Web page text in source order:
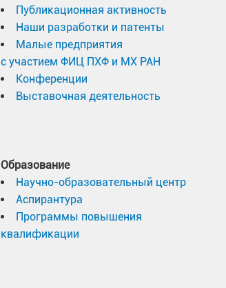
Публикационная активность
Наши разработки и патенты
Малые предприятия
с участием ФИЦ ПХФ и МХ РАН
Конференции
Выставочная деятельность
Образование
Научно-образовательный центр
Аспирантура
Программы повышения
квалификации